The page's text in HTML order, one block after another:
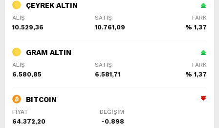
ÇEYREK ALTIN
ALIŞ SATIŞ FARK
10.529,36 10.761,09 % 1,37
GRAM ALTIN
ALIŞ SATIŞ FARK
6.580,85 6.581,71 % 1,37
BITCOIN
FİYAT DEĞİŞİM
64.372,20 -0.898